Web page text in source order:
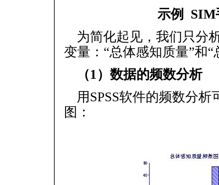
示例 SIM
为简化起见，我们只分
变量：“总体感知质量”和
（1）数据的频数分析
用SPSS软件的频数分
图：